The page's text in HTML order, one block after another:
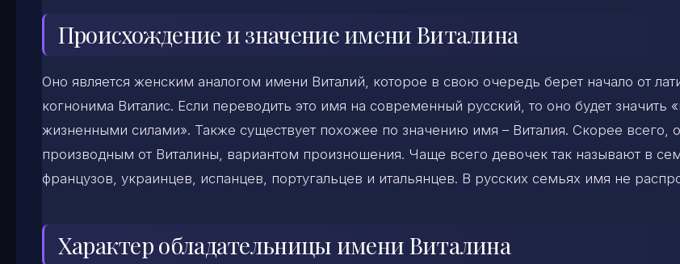
Происхождение и значение имени Виталина
Оно является женским аналогом имени Виталий, которое в свою очередь берет начало от
когнонима Виталис. Если переводить это имя на современный русский, то оно будет значить
жизненными силами». Также существует похожее по значению имя – Виталия. Скорее всего,
производным от Виталины, вариантом произношения. Чаще всего девочек так называют в
французов, украинцев, испанцев, португальцев и итальянцев. В русских семьях имя не
Характер обладательницы имени Виталина